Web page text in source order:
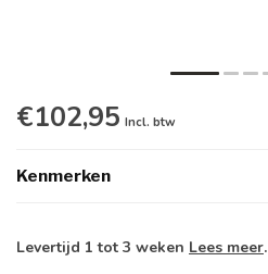
€102,95 Incl. btw
Kenmerken
Levertijd 1 tot 3 weken Lees meer.